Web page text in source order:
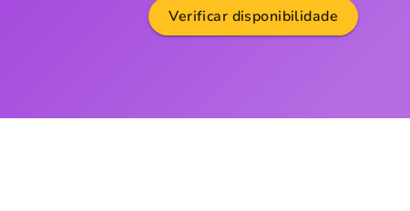
Verificar disponibilidade